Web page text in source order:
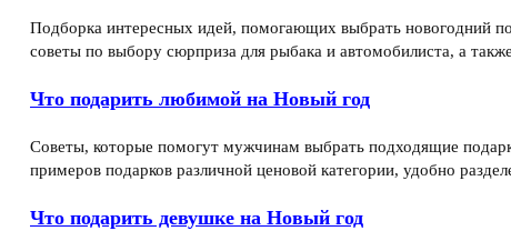
Подборка интересных идей, помогающих выбрать новогодний
советы по выбору сюрприза для рыбака и автомобилиста, а
Что подарить любимой на Новый год
Советы, которые помогут мужчинам выбрать подходящие
примеров подарков различной ценовой категории, удобно
Что подарить девушке на Новый год